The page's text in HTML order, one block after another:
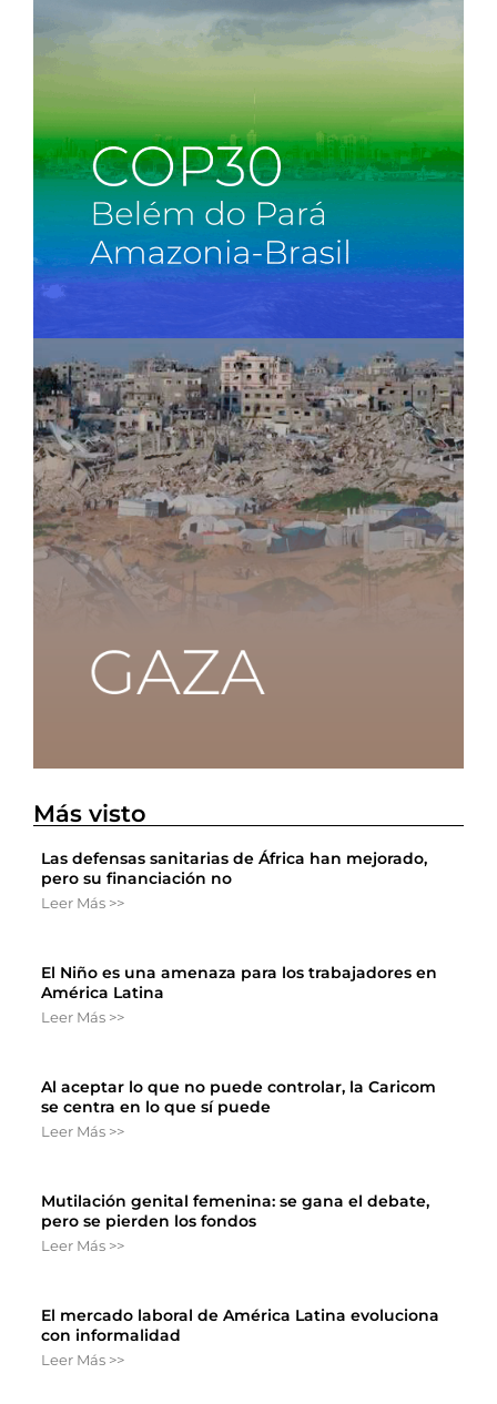
Más visto
Las defensas sanitarias de África han mejorado,
pero su financiación no
Leer Más >>
El Niño es una amenaza para los trabajadores en
América Latina
Leer Más >>
Al aceptar lo que no puede controlar, la Caricom
se centra en lo que sí puede
Leer Más >>
Mutilación genital femenina: se gana el debate,
pero se pierden los fondos
Leer Más >>
El mercado laboral de América Latina evoluciona
con informalidad
Leer Más >>